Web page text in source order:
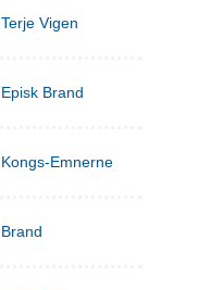
Terje Vigen
Episk Brand
Kongs-Emnerne
Brand